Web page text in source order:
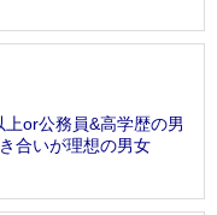
上or公務員&高学歴の男
合いが理想の男女